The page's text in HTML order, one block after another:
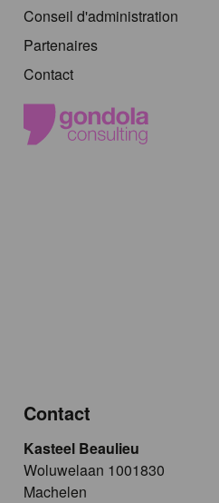
Conseil d'administration
Partenaires
Contact
Contact
Kasteel Beaulieu
​​​Woluwelaan 1001830
Machelen